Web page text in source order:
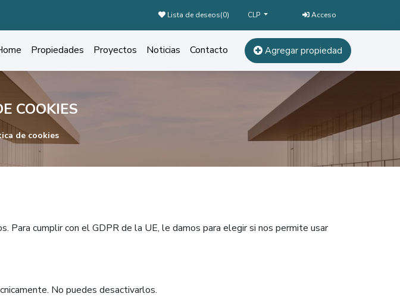
Lista de deseos(0) CLP Acceso
Propiedades Proyectos Noticias Contacto Agregar propiedad
COOKIES
de cookies
cumplir con el GDPR de la UE, le damos para elegir si nos permite usar
No puedes desactivarlos.